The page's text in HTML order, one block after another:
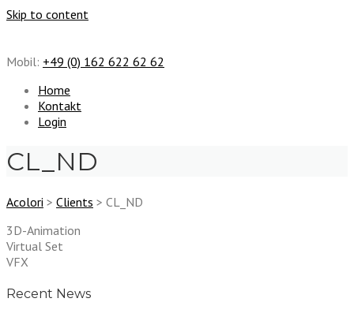
Skip to content
Mobil: +49 (0) 162 622 62 62
Home
Kontakt
Login
CL_ND
Acolori > Clients > CL_ND
3D-Animation
Virtual Set
VFX
Recent News